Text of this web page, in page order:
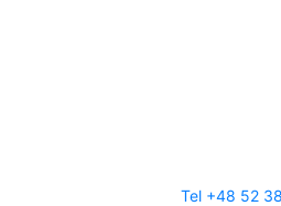
Tel +48 52